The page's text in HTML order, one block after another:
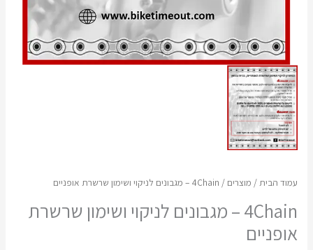
עמוד הבית/ מוצרים / 4Chain – מגבונים לניקוי ושימון שרשרת אופניים
4Chain – מגבונים לניקוי ושימון שרשרת
אופניים